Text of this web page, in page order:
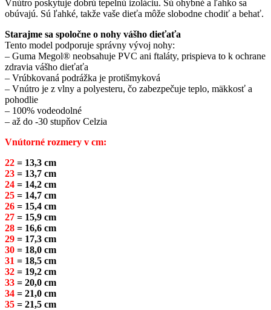
Vnútro poskytuje dobrú tepelnú izoláciu. Sú ohybné a ľahko sa
obúvajú. Sú ľahké, takže vaše dieťa môže slobodne chodiť a behať.
Starajme sa spoločne o nohy vášho dieťaťa
Tento model podporuje správny vývoj nohy:
– Guma Megol® neobsahuje PVC ani ftaláty, prispieva to k ochrane
zdravia vášho dieťaťa
– Vrúbkovaná podrážka je protišmyková
– Vnútro je z vlny a polyesteru, čo zabezpečuje teplo, mäkkosť a
pohodlie
– 100% vodeodolné
– až do -30 stupňov Celzia
Vnútorné rozmery v cm:
22 = 13,3 cm
23 = 13,7 cm
24 = 14,2 cm
25 = 14,7 cm
26 = 15,4 cm
27 = 15,9 cm
28 = 16,6 cm
29 = 17,3 cm
30 = 18,0 cm
31 = 18,5 cm
32 = 19,2 cm
33 = 20,0 cm
34 = 21,0 cm
35 = 21,5 cm